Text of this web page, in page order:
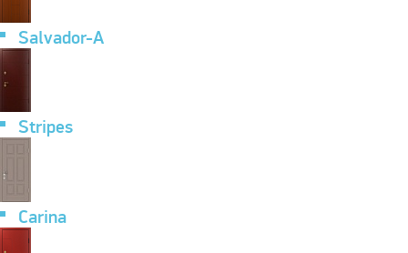
Salvador-A
Stripes
Carina